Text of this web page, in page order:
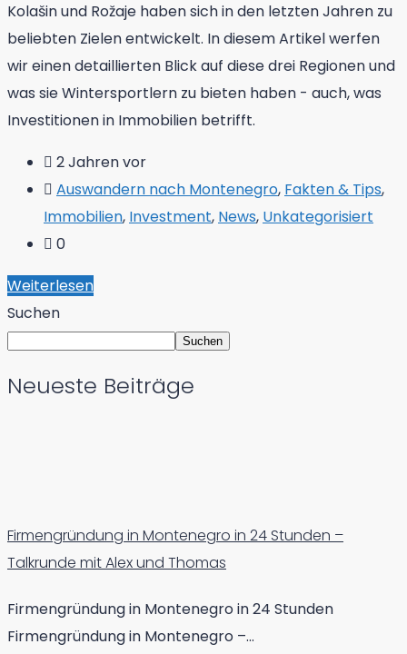
Kolašin und Rožaje haben sich in den letzten Jahren zu
beliebten Zielen entwickelt. In diesem Artikel werfen
wir einen detaillierten Blick auf diese drei Regionen und
was sie Wintersportlern zu bieten haben - auch, was
Investitionen in Immobilien betrifft.
2 Jahren vor
Auswandern nach Montenegro, Fakten & Tips,
Immobilien, Investment, News, Unkategorisiert
0
Weiterlesen
Suchen
Suchen
Neueste Beiträge
Firmengründung in Montenegro in 24 Stunden –
Talkrunde mit Alex und Thomas
Firmengründung in Montenegro in 24 Stunden
Firmengründung in Montenegro –…